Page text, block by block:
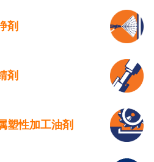
剤
剤
塑性加工油剤